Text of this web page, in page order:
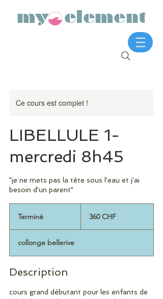
my element
Ce cours est complet !
LIBELLULE 1-
mercredi 8h45
"je ne mets pas la tête sous l'eau et j'ai
besoin d'un parent"
Terminé
m
i
é
suisses
360 CHF
collonge bellerive
Description
cours grand débutant pour les enfants de